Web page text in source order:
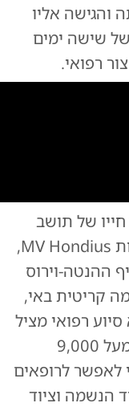
והגישה אליו
שישה ימים
רפואי.
צילום: הצבא הבריטי
של תושב
האי, נוסע לשעבר בספינת התענוגות MV Hondius,
ההנטה-וירוס
קריטית באי,
רפואי מציל
חיים בזמן. המטוס גמא מרחק של מעל 9,000
לאפשר לרופאים
הנשמה וציוד